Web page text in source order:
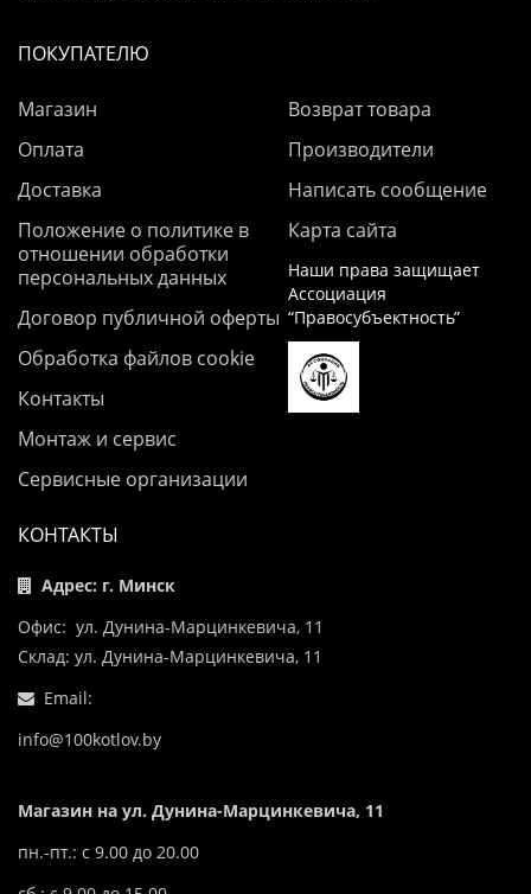
ПОКУПАТЕЛЮ
Магазин
Оплата
Доставка
Положение о политике в
отношении обработки
персональных данных
Договор публичной оферты
Обработка файлов cookie
Контакты
Монтаж и сервис
Сервисные организации
Возврат товара
Производители
Написать сообщение
Карта сайта
Наши права защищает
Ассоциация
“Правосубъектность”
КОНТАКТЫ
Адрес: г. Минск
Офис: ул. Дунина-Марцинкевича, 11
Склад: ул. Дунина-Марцинкевича, 11
Email:
info@100kotlov.by
Магазин на ул. Дунина-Марцинкевича, 11
пн.-пт.: с 9.00 до 20.00